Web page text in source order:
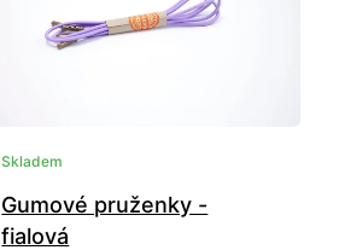
Skladem
Gumové pruženky -
fialová